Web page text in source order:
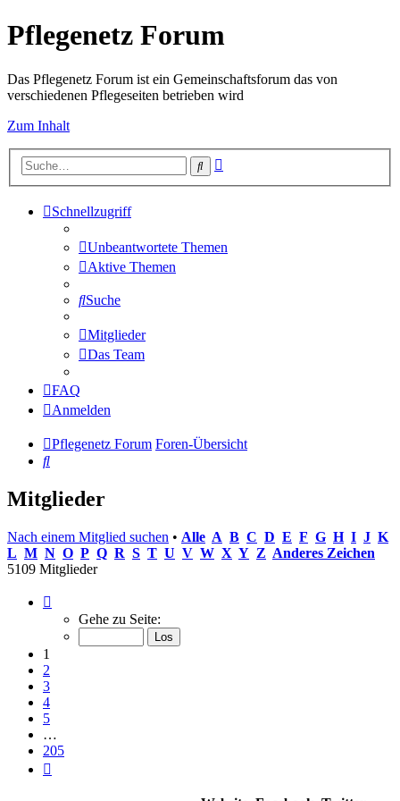
Pflegenetz Forum
Das Pflegenetz Forum ist ein Gemeinschaftsforum das von
verschiedenen Pflegeseiten betrieben wird
Zum Inhalt
Suche
Schnellzugriff
Unbeantwortete Themen
Aktive Themen
Suche
Mitglieder
Das Team
FAQ
Anmelden
Pflegenetz Forum Foren-Übersicht
Suche
Mitglieder
Nach einem Mitglied suchen • Alle A B C D E F G H I J K
L M N O P Q R S T U V W X Y Z Anderes Zeichen
5109 Mitglieder
von
Gehe zu Seite:
1
2
3
4
5
…
205